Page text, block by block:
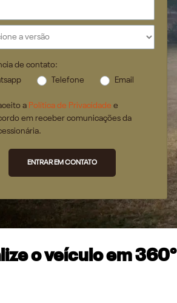
de contato:
Telefone Email
a Política de Privacidade e
em receber comunicações da
ENTRAR EM CONTATO
o veículo em 360°